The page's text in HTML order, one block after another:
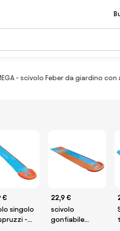
- scivolo Feber da giardino
€
singolo
-
22,9 €
scivolo
gonfiabile